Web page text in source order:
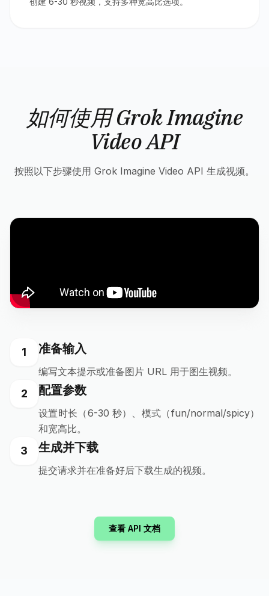
如何使用 Grok Imagine
Video API
按照以下步骤使用 Grok Imagine Video API 生成视频。
1 准备输入
编写文本提示或准备图片 URL 用于图生视频。
2 配置参数
设置时长（6-30 秒）、模式（fun/normal/spicy）
和宽高比。
3 生成并下载
提交请求并在准备好后下载生成的视频。
查看 API 文档